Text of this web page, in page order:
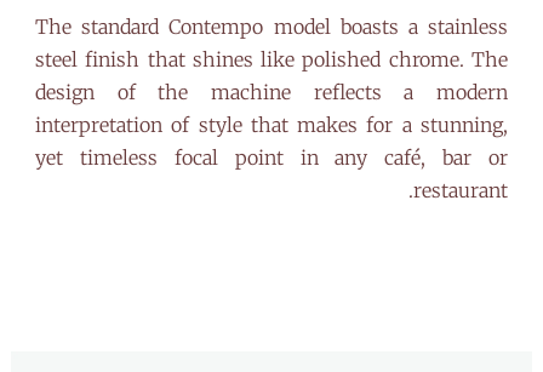
The standard Contempo model boasts a stainless
steel finish that shines like polished chrome. The
design of the machine reflects a modern
interpretation of style that makes for a stunning,
yet timeless focal point in any café, bar or
restaurant.